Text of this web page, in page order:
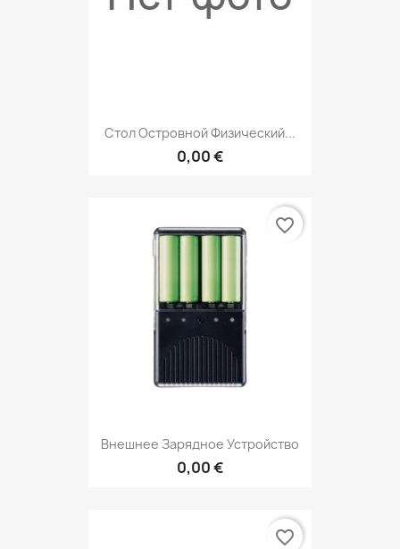
Стол Островной Физический...
0,00 €
Внешнее Зарядное Устройство
0,00 €
favorite_border
favorite_border